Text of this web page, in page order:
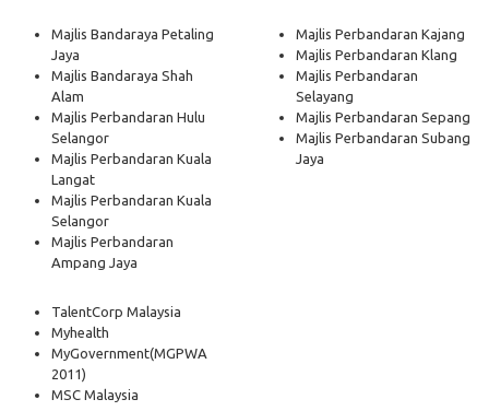
Majlis Bandaraya Petaling
Jaya
Majlis Bandaraya Shah
Alam
Majlis Perbandaran Hulu
Selangor
Majlis Perbandaran Kuala
Langat
Majlis Perbandaran Kuala
Selangor
Majlis Perbandaran
Ampang Jaya
Majlis Perbandaran Kajang
Majlis Perbandaran Klang
Majlis Perbandaran
Selayang
Majlis Perbandaran Sepang
Majlis Perbandaran Subang
Jaya
TalentCorp Malaysia
Myhealth
MyGovernment(MGPWA
2011)
MSC Malaysia